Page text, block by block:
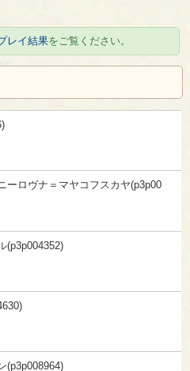
レイ結果をご覧ください。
ーロヴナ＝マヤコフスカヤ(p3p00
(p3p004352)
(p3p008964)